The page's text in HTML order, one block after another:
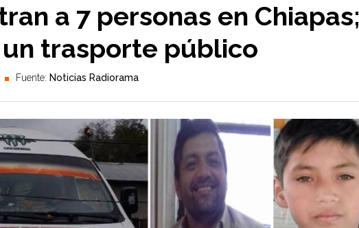
a 7 personas en Chiapas;
un trasporte público
Fuente: Noticias Radiorama